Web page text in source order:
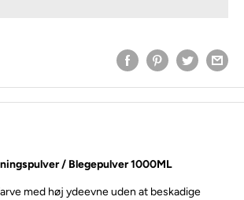
/ Blegepulver 1000ML
med høj ydeevne uden at beskadige